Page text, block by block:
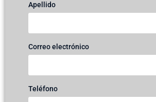
Apellido
Correo electrónico
Teléfono